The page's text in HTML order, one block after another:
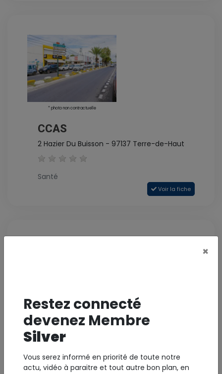
* photo non contractuelle
CCAS
2 Hazier Du Buisson - 97137 Terre-de-Haut
Santé
Voir la fiche
CDE
Restez connecté
devenez Membre
Silver
Vous serez informé en priorité de toute notre
actu, vidéo à paraitre et tout autre bon plan, en
×